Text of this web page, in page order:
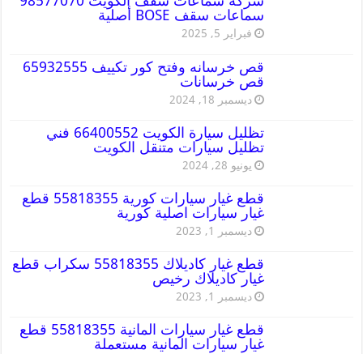
سماعات سقف BOSE أصلية
فبراير 5, 2025
قص خرسانه وفتح كور تكييف 65932555
قص خرسانات
ديسمبر 18, 2024
تظليل سيارة الكويت 66400552 فني
تظليل سيارات متنقل الكويت
يونيو 28, 2024
قطع غيار سيارات كورية 55818355 قطع
غيار سيارات اصلية كورية
ديسمبر 1, 2023
قطع غيار كاديلاك 55818355 سكراب قطع
غيار كاديلاك رخيص
ديسمبر 1, 2023
قطع غيار سيارات المانية 55818355 قطع
غيار سيارات المانية مستعملة